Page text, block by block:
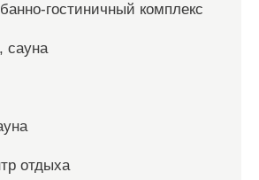
гостиничный комплекс
сауна
отдыха